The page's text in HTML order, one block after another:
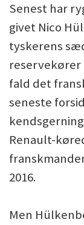
Senest har
givet Nico
tyskerens
reservekører
fald det
seneste
Renault-
2016.
Men